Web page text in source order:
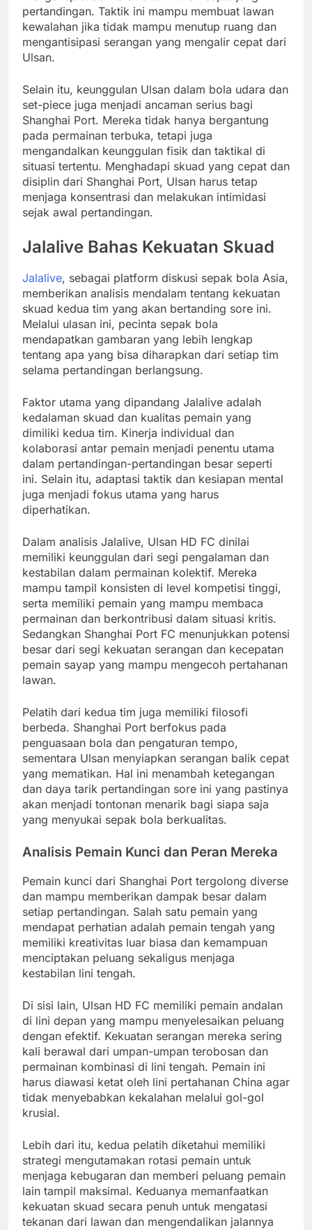
pertandingan. Taktik ini mampu membuat lawan
kewalahan jika tidak mampu menutup ruang dan
mengantisipasi serangan yang mengalir cepat dari
Ulsan.
Selain itu, keunggulan Ulsan dalam bola udara dan
set-piece juga menjadi ancaman serius bagi
Shanghai Port. Mereka tidak hanya bergantung
pada permainan terbuka, tetapi juga
mengandalkan keunggulan fisik dan taktikal di
situasi tertentu. Menghadapi skuad yang cepat dan
disiplin dari Shanghai Port, Ulsan harus tetap
menjaga konsentrasi dan melakukan intimidasi
sejak awal pertandingan.
Jalalive Bahas Kekuatan Skuad
Jalalive, sebagai platform diskusi sepak bola Asia,
memberikan analisis mendalam tentang kekuatan
skuad kedua tim yang akan bertanding sore ini.
Melalui ulasan ini, pecinta sepak bola
mendapatkan gambaran yang lebih lengkap
tentang apa yang bisa diharapkan dari setiap tim
selama pertandingan berlangsung.
Faktor utama yang dipandang Jalalive adalah
kedalaman skuad dan kualitas pemain yang
dimiliki kedua tim. Kinerja individual dan
kolaborasi antar pemain menjadi penentu utama
dalam pertandingan-pertandingan besar seperti
ini. Selain itu, adaptasi taktik dan kesiapan mental
juga menjadi fokus utama yang harus
diperhatikan.
Dalam analisis Jalalive, Ulsan HD FC dinilai
memiliki keunggulan dari segi pengalaman dan
kestabilan dalam permainan kolektif. Mereka
mampu tampil konsisten di level kompetisi tinggi,
serta memiliki pemain yang mampu membaca
permainan dan berkontribusi dalam situasi kritis.
Sedangkan Shanghai Port FC menunjukkan potensi
besar dari segi kekuatan serangan dan kecepatan
pemain sayap yang mampu mengecoh pertahanan
lawan.
Pelatih dari kedua tim juga memiliki filosofi
berbeda. Shanghai Port berfokus pada
penguasaan bola dan pengaturan tempo,
sementara Ulsan menyiapkan serangan balik cepat
yang mematikan. Hal ini menambah ketegangan
dan daya tarik pertandingan sore ini yang pastinya
akan menjadi tontonan menarik bagi siapa saja
yang menyukai sepak bola berkualitas.
Analisis Pemain Kunci dan Peran Mereka
Pemain kunci dari Shanghai Port tergolong diverse
dan mampu memberikan dampak besar dalam
setiap pertandingan. Salah satu pemain yang
mendapat perhatian adalah pemain tengah yang
memiliki kreativitas luar biasa dan kemampuan
menciptakan peluang sekaligus menjaga
kestabilan lini tengah.
Di sisi lain, Ulsan HD FC memiliki pemain andalan
di lini depan yang mampu menyelesaikan peluang
dengan efektif. Kekuatan serangan mereka sering
kali berawal dari umpan-umpan terobosan dan
permainan kombinasi di lini tengah. Pemain ini
harus diawasi ketat oleh lini pertahanan China agar
tidak menyebabkan kekalahan melalui gol-gol
krusial.
Lebih dari itu, kedua pelatih diketahui memiliki
strategi mengutamakan rotasi pemain untuk
menjaga kebugaran dan memberi peluang pemain
lain tampil maksimal. Keduanya memanfaatkan
kekuatan skuad secara penuh untuk mengatasi
tekanan dari lawan dan mengendalikan jalannya